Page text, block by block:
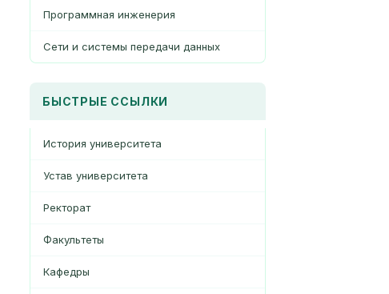
Программная инженерия
Сети и системы передачи данных
БЫСТРЫЕ ССЫЛКИ
История университета
Устав университета
Ректорат
Факультеты
Кафедры